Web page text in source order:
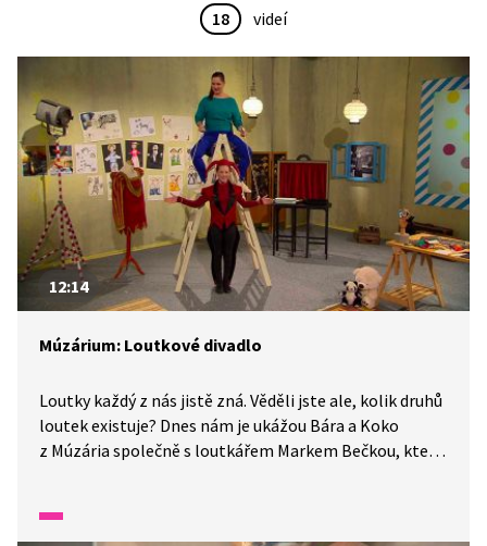
18 videí
12:14
Múzárium: Loutkové divadlo
Loutky každý z nás jistě zná. Věděli jste ale, kolik druhů
loutek existuje? Dnes nám je ukážou Bára a Koko
z Múzária společně s loutkářem Markem Bečkou, který
všechno práce s loutkami obnáší.